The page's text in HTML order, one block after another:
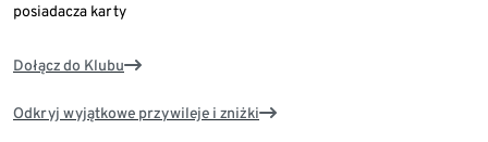
posiadacza karty
Dołącz do Klubu
Odkryj wyjątkowe przywileje i zniżki